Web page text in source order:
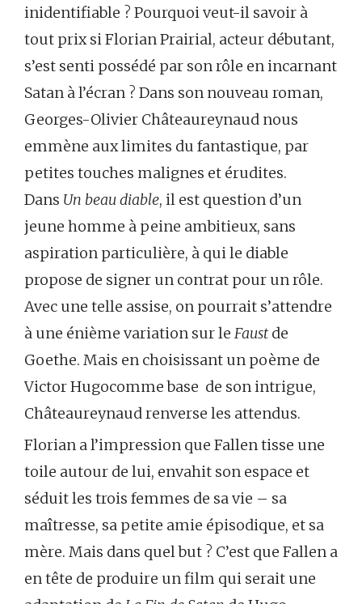
inidentifiable ? Pourquoi veut-il savoir à
tout prix si Florian Prairial, acteur débutant,
s’est senti possédé par son rôle en incarnant
Satan à l’écran ? Dans son nouveau roman,
Georges-Olivier Châteaureynaud nous
emmène aux limites du fantastique, par
petites touches malignes et érudites.
Dans Un beau diable, il est question d’un
jeune homme à peine ambitieux, sans
aspiration particulière, à qui le diable
propose de signer un contrat pour un rôle.
Avec une telle assise, on pourrait s’attendre
à une énième variation sur le Faust de
Goethe. Mais en choisissant un poème de
Victor Hugocomme base de son intrigue,
Châteaureynaud renverse les attendus.
Florian a l’impression que Fallen tisse une
toile autour de lui, envahit son espace et
séduit les trois femmes de sa vie – sa
maîtresse, sa petite amie épisodique, et sa
mère. Mais dans quel but ? C’est que Fallen a
en tête de produire un film qui serait une